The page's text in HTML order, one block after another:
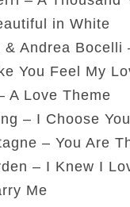
in White
& Andrea Bocelli
You Feel My
A Love Theme
– I Choose You
– You Are
– I Knew I
Me